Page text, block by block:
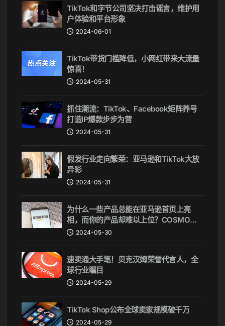
TikTok和字节公司坚决打击谣言，维护用
户体验和平台形象
2024-06-01
TikTok带货门槛降低，小网红带来大流量
惊喜！
2024-05-31
抓住潮流：TikTok、Facebook矩阵养号
打造IP爆款步步为营
2024-05-31
假发行业走向繁荣：亚马逊和TikTok大放
异彩
2024-05-31
为什么一些产品总能在亚马逊首页上亮
相，而你的产品却难以上位？COSMO算
法揭秘
2024-05-30
速卖通大手笔！贝克汉姆荣誉代言人，全
球行业瞩目
2024-05-29
TikTok Shop公布全球卖家规模破千万
2024-05-29